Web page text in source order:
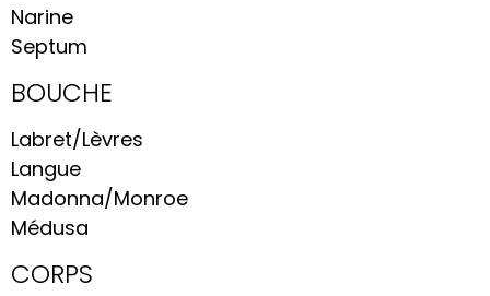
Narine
Septum
BOUCHE
Labret/Lèvres
Langue
Madonna/Monroe
Médusa
CORPS